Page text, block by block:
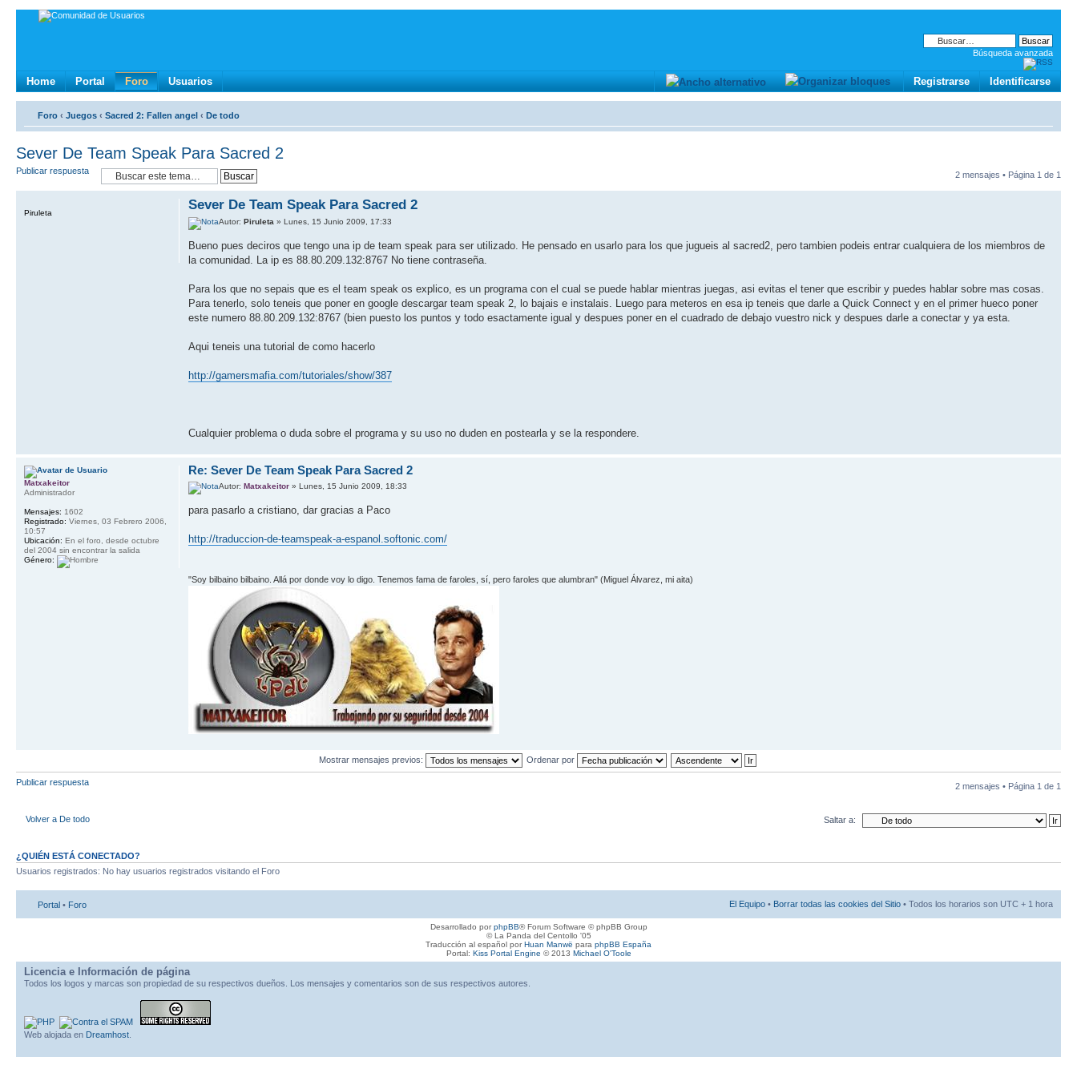
Búsqueda avanzada
Home Portal Foro Usuarios Identificarse
Registrarse
Foro ‹ Juegos ‹ Sacred 2: Fallen angel ‹ De todo
Sever De Team Speak Para Sacred 2
Publicar respuesta 2 mensajes • Página 1 de 1
Sever De Team Speak Para Sacred 2
Autor:Piruleta » Lunes, 15 Junio 2009, 17:33
Bueno pues deciros que tengo una ip de team speak para ser utilizado. He pensado en usarlo para los que jugueis al sacred2, pero tambien podeis entrar cualquiera de los miembros de
la comunidad. La ip es 88.80.209.132:8767 No tiene contraseña.
Para los que no sepais que es el team speak os explico, es un programa con el cual se puede hablar mientras juegas, asi evitas el tener que escribir y puedes hablar sobre mas cosas.
Para tenerlo, solo teneis que poner en google descargar team speak 2, lo bajais e instalais. Luego para meteros en esa ip teneis que darle a Quick Connect y en el primer hueco poner
este numero 88.80.209.132:8767 (bien puesto los puntos y todo esactamente igual y despues poner en el cuadrado de debajo vuestro nick y despues darle a conectar y ya esta.
Aqui teneis una tutorial de como hacerlo
http://gamersmafia.com/tutoriales/show/387
Cualquier problema o duda sobre el programa y su uso no duden en postearla y se la respondere.
Piruleta
Re: Sever De Team Speak Para Sacred 2
Autor:Matxakeitor » Lunes, 15 Junio 2009, 18:33
para pasarlo a cristiano, dar gracias a Paco
http://traduccion-de-teamspeak-a-espanol.softonic.com/
"Soy bilbaino bilbaino. Allá por donde voy lo digo. Tenemos fama de faroles, sí­, pero faroles que alumbran" (Miguel Álvarez, mi aita)
Matxakeitor
Administrador
Mensajes: 1602
Registrado: Viernes, 03 Febrero 2006,
10:57
Ubicación: En el foro, desde octubre
del 2004 sin encontrar la salida
Género:
Mostrar mensajes previos: Ordenar por
Publicar respuesta 2 mensajes • Página 1 de 1
Volver a De todo Saltar a:
¿QUIÉN ESTÁ CONECTADO?
Usuarios registrados: No hay usuarios registrados visitando el Foro
Portal • Foro El Equipo • Borrar todas las cookies del Sitio • Todos los horarios son UTC + 1 hora
Desarrollado porphpBB® Forum Software © phpBB Group
© La Panda del Centollo '05
Traducción al español porHuan Manwë para phpBB España
Portal: Kiss Portal Engine © 2013 Michael O'Toole
Licencia e Información de página
Todos los logos y marcas son propiedad de su respectivos dueños. Los mensajes y comentarios son de sus respectivos autores.
Web alojada en Dreamhost